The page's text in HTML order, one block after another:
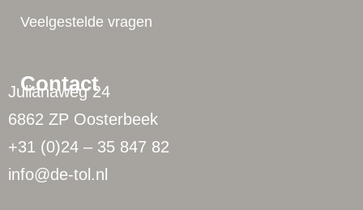
Contact
Julianaweg 24
6862 ZP Oosterbeek
+31 (0)24 – 35 847 82
info@de-tol.nl
Veelgestelde vragen